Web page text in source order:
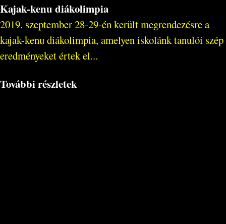
Kajak-kenu diákolimpia
2019. szeptember 28-29-én került megrendezésre a
kajak-kenu diákolimpia, amelyen iskolánk tanulói szép
eredményeket értek el...
További részletek